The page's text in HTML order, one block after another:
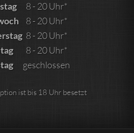
8 - 20 Uhr*
8 - 20 Uhr*
8 - 20 Uhr*
8 - 20 Uhr*
geschlossen
ist bis 18 Uhr besetzt